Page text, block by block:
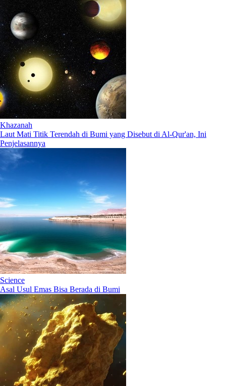
Khazanah
Laut Mati Titik Terendah di Bumi yang Disebut di Al-Qur'an, Ini
Penjelasannya
Science
Asal Usul Emas Bisa Berada di Bumi